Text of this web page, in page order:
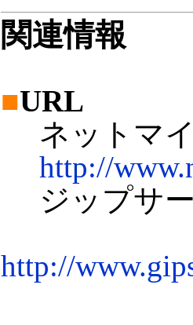
関連情報
■URL
ネットマ
http://
ジップサ
http://